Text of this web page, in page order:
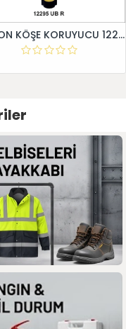
KOLON KÖŞE KORUYUCU 12295 UB R